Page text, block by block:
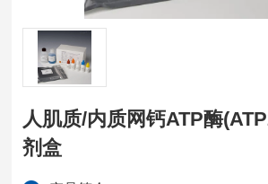
人肌质/内质网钙ATP酶
剂盒